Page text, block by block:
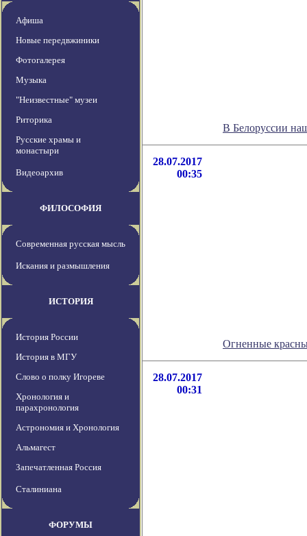
Афиша
Новые передвжиники
Фотогалерея
Музыка
"Неизвестные" музеи
Риторика
Русские храмы и
монастыри
Видеоархив
ФИЛОСОФИЯ
Современная русская мысль
Искания и размышления
ИСТОРИЯ
История России
История в МГУ
Слово о полку Игореве
Хронология и
парахронология
Астрономия и Хронология
Альмагест
Запечатленная Россия
Сталиниана
ФОРУМЫ
В Белоруссии
28.07.2017
00:35
Огненные
28.07.2017
00:31